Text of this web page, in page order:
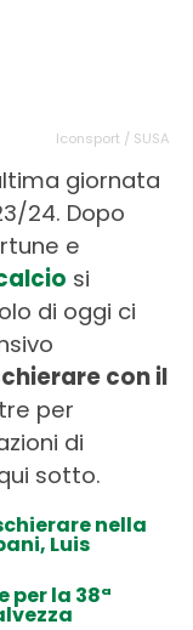
Iconsport / SUSA
giornata
24. Dopo
e
si
di oggi ci
con il
per
di
sotto.
nella
Luis
per la 38ª